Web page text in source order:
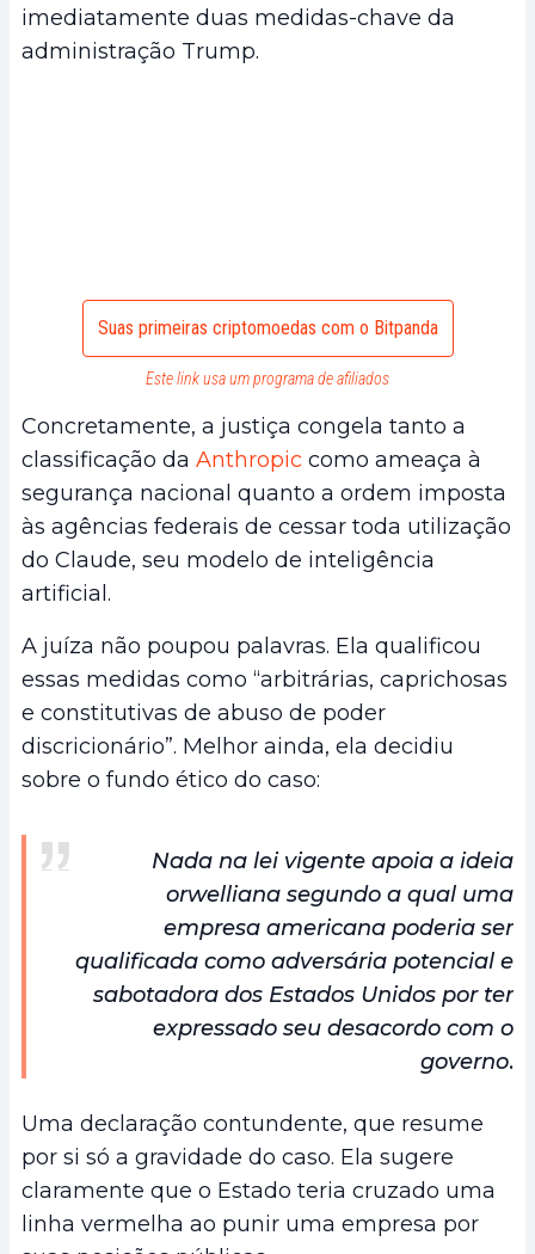
imediatamente duas medidas-chave da
administração Trump.
Suas primeiras criptomoedas com o Bitpanda
Este link usa um programa de afiliados
Concretamente, a justiça congela tanto a
classificação da Anthropic como ameaça à
segurança nacional quanto a ordem imposta
às agências federais de cessar toda utilização
do Claude, seu modelo de inteligência
artificial.
A juíza não poupou palavras. Ela qualificou
essas medidas como “arbitrárias, caprichosas
e constitutivas de abuso de poder
discricionário”. Melhor ainda, ela decidiu
sobre o fundo ético do caso:
Nada na lei vigente apoia a ideia
orwelliana segundo a qual uma
empresa americana poderia ser
qualificada como adversária potencial e
sabotadora dos Estados Unidos por ter
expressado seu desacordo com o
governo.
Uma declaração contundente, que resume
por si só a gravidade do caso. Ela sugere
claramente que o Estado teria cruzado uma
linha vermelha ao punir uma empresa por